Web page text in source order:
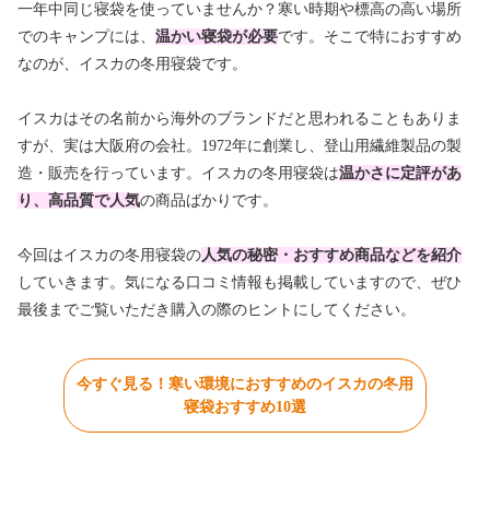
一年中同じ寝袋を使っていませんか？寒い時期や標高の高い場所
でのキャンプには、 温かい寝袋が必要です。そこで特におすすめ
なのが、イスカの冬用寝袋です。
イスカはその名前から海外のブランドだと思われることもありま
すが、実は大阪府の会社。1972年に創業し、登山用繊維製品の製
造・販売を行っています。イスカの冬用寝袋は温かさに定評があ
り、高品質で人気の商品ばかりです。
今回はイスカの冬用寝袋の人気の秘密・おすすめ商品などを紹介
していきます。気になる口コミ情報も掲載していますので、ぜひ
最後までご覧いただき購入の際のヒントにしてください。
今すぐ見る！寒い環境におすすめのイスカの冬用
寝袋おすすめ10選